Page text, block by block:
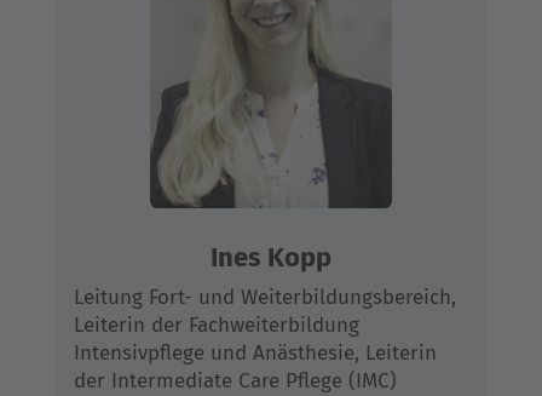
Ines Kopp
Leitung Fort- und Weiterbildungsbereich,
Leiterin der Fachweiterbildung
Intensivpflege und Anästhesie, Leiterin
der Intermediate Care Pflege (IMC)